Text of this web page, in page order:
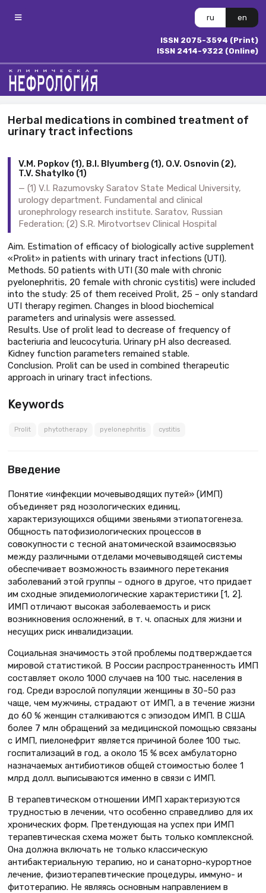
ru en
ISSN 2075-3594 (Print)
ISSN 2414-9322 (Online)
Herbal medications in combined treatment of
urinary tract infections
V.M. Popkov (1), B.I. Blyumberg (1), O.V. Osnovin (2),
T.V. Shatylko (1)
(1) V.I. Razumovsky Saratov State Medical University,
urology department. Fundamental and clinical
uronephrology research institute. Saratov, Russian
Federation; (2) S.R. Mirotvortsev Clinical Hospital
Aim. Estimation of efficacy of biologically active supplement
«Prolit» in patients with urinary tract infections (UTI).
Methods. 50 patients with UTI (30 male with chronic
pyelonephritis, 20 female with chronic cystitis) were included
into the study: 25 of them received Prolit, 25 – only standard
UTI therapy regimen. Changes in blood biochemical
parameters and urinalysis were assessed.
Results. Use of prolit lead to decrease of frequency of
bacteriuria and leucocyturia. Urinary pH also decreased.
Kidney function parameters remained stable.
Conclusion. Prolit can be used in combined therapeutic
approach in urinary tract infections.
Keywords
Prolit phytotherapy pyelonephritis cystitis
Введение
Понятие «инфекции мочевыводящих путей» (ИМП)
объединяет ряд нозологических единиц,
характеризующихся общими звеньями этиопатогенеза.
Общность патофизиологических процессов в
совокупности с тесной анатомической взаимосвязью
между различными отделами мочевыводящей системы
обеспечивает возможность взаимного перетекания
заболеваний этой группы – одного в другое, что придает
им сходные эпидемиологические характеристики [1, 2].
ИМП отличают высокая заболеваемость и риск
возникновения осложнений, в т. ч. опасных для жизни и
несущих риск инвалидизации.
Социальная значимость этой проблемы подтверждается
мировой статистикой. В России распространенность ИМП
составляет около 1000 случаев на 100 тыс. населения в
год. Среди взрослой популяции женщины в 30–50 раз
чаще, чем мужчины, страдают от ИМП, а в течение жизни
до 60 % женщин сталкиваются с эпизодом ИМП. В США
более 7 млн обращений за медицинской помощью связаны
с ИМП, пиелонефрит является причиной более 100 тыс.
госпитализаций в год, а около 15 % всех амбулаторно
назначаемых антибиотиков общей стоимостью более 1
млрд долл. выписываются именно в связи с ИМП.
В терапевтическом отношении ИМП характеризуются
трудностью в лечении, что особенно справедливо для их
хронических форм. Претендующая на успех при ИМП
терапевтическая схема может быть только комплексной.
Она должна включать не только классическую
антибактериальную терапию, но и санаторно-курортное
лечение, физиотерапевтические процедуры, иммуно- и
фитотерапию. Не являясь основным направлением в